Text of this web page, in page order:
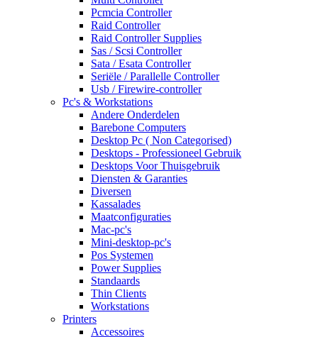
Pcmcia Controller
Raid Controller
Raid Controller Supplies
Sas / Scsi Controller
Sata / Esata Controller
Seriële / Parallelle Controller
Usb / Firewire-controller
Pc's & Workstations
Andere Onderdelen
Barebone Computers
Desktop Pc ( Non Categorised)
Desktops - Professioneel Gebruik
Desktops Voor Thuisgebruik
Diensten & Garanties
Diversen
Kassalades
Maatconfiguraties
Mac-pc's
Mini-desktop-pc's
Pos Systemen
Power Supplies
Standaards
Thin Clients
Workstations
Printers
Accessoires